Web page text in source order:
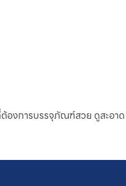
งการบรรจุภัณฑ์สวย ดูสะอา